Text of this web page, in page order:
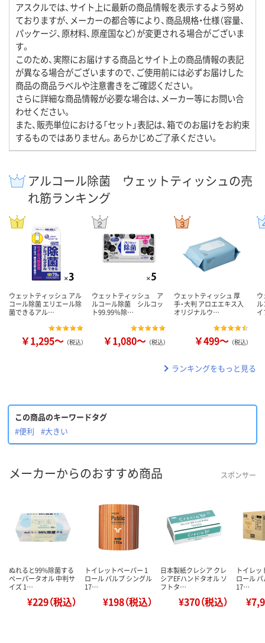
アスクルでは、サイト上に最新の商品情報を表示するよう努め
ておりますが、メーカーの都合等により、商品規格・仕様（容量、
パッケージ、原材料、原産国など）が変更される場合がございま
す。
このため、実際にお届けする商品とサイト上の商品情報の表記
が異なる場合がございますので、ご使用前には必ずお届けした
商品の商品ラベルや注意書きをご確認ください。
さらに詳細な商品情報が必要な場合は、メーカー等にお問い合
わせください。
また、販売単位における「セット」表記は、箱でのお届けをお約束
するものではありません。あらかじめご了承ください。
アルコール除菌 ウェットティッシュの売
れ筋ランキング
ウェットティッシュ アル
コール除菌 エリエール除
菌できるアル…
￥1,295～ （税込）
ウェットティッシュ ア
ルコール除菌 シルコッ
ト99.99％除…
￥1,080～ （税込）
ウェットティッシュ 厚
手・大判 アロエエキス入
オリジナルウ…
￥499～ （税込）
ウ
ル
ランキングをもっと見る
この商品のキーワードタグ
#便利
#大きい
メーカーからのおすすめ商品 スポンサー
ぬれると99%除菌する
ペーパータオル 中判サ
イズ 1…
¥229（税込）
トイレットペーパー 1
ロール パルプ シングル
17…
¥198（税込）
日本製紙クレシア クレ
シアEFハンドタオル ソ
フトタ…
¥370（税込）
トイレッ
ロール
17…